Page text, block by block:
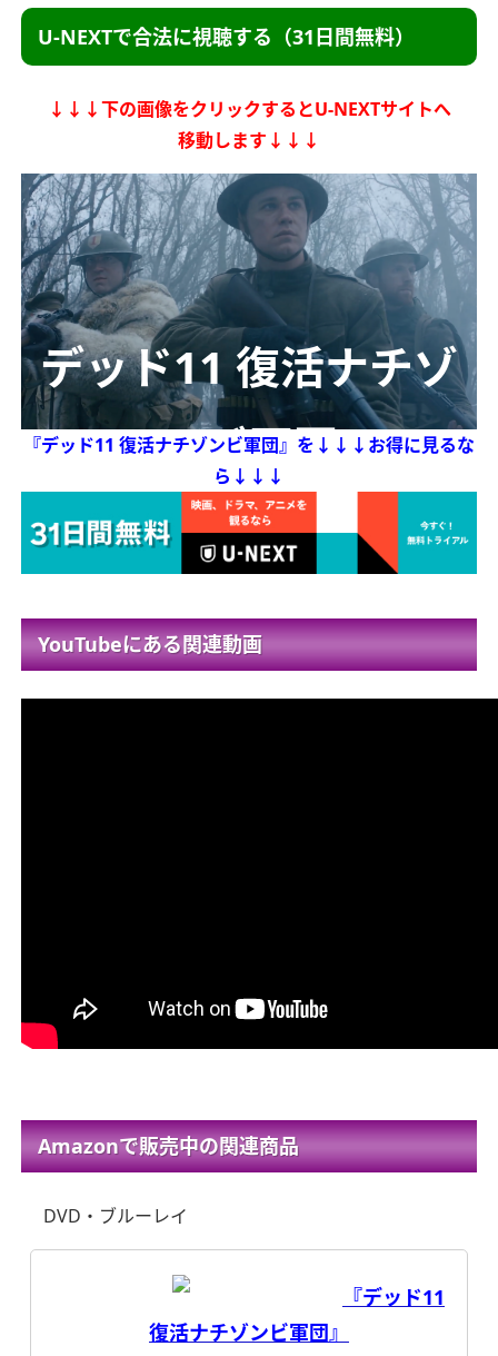
U-NEXTで合法に視聴する（31日間無料）
↓↓↓下の画像をクリックするとU-NEXTサイトへ
移動します↓↓↓
デッド11 復活ナチゾ
ンビ軍団
『デッド11 復活ナチゾンビ軍団』を ↓↓↓お得に見るな
ら↓↓↓
YouTubeにある関連動画
Amazonで販売中の関連商品
DVD・ブルーレイ
『デッド11
復活ナチゾンビ軍団』